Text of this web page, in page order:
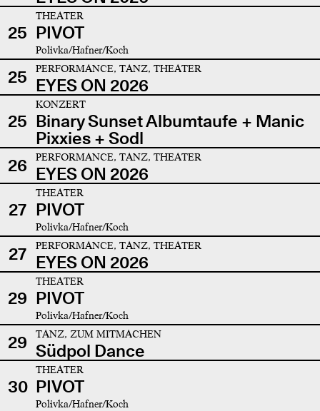
25
THEATER
PIVOT
Polivka/Hafner/Koch
25 PERFORMANCE, TANZ, THEATER
EYES ON 2026
25
KONZERT
Binary Sunset Albumtaufe + Manic
Pixxies + Sodl
26
PERFORMANCE, TANZ, THEATER
EYES ON 2026
27
THEATER
PIVOT
Polivka/Hafner/Koch
27 PERFORMANCE, TANZ, THEATER
EYES ON 2026
29
THEATER
PIVOT
Polivka/Hafner/Koch
29 TANZ, ZUM MITMACHEN
Südpol Dance
30
THEATER
PIVOT
Polivka/Hafner/Koch